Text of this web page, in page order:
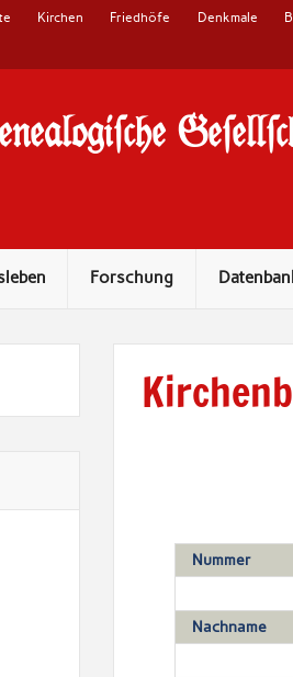
Kirchen Friedhöfe Denkmale
Forschung
Nummer
Nachname